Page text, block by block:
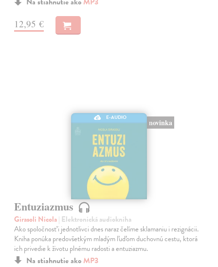
12,95 €
E-AUDIO
novinka
Entuziazmus
Girasoli Nicola| Elektronická audiokniha
Ako spoločnosť i jednotlivci dnes naraz čelíme sklamaniu i rezignácii.
Kniha ponúka predovšetkým mladým ľuďom duchovnú cestu, ktorá
ich privedie k životu plnému radosti a entuziazmu.
Na stiahnutie ako MP3